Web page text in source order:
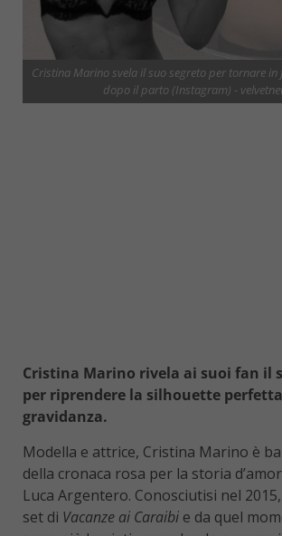
Cristina Marino svela il suo segreto per tornare
dopo il parto (Instagram) -
Cristina Marino rivela ai suoi fan il
per riprendere la silhouette
gravidanza.
Modella e attrice, Cristina Marino è
della cronaca rosa per la storia
Luca Argentero. Conosciutisi nel
set di Vacanze ai Caraibi e da quel